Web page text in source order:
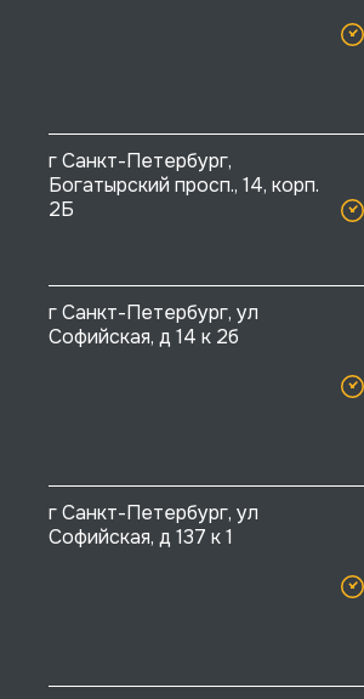
г Санкт-Петербург,
Богатырский просп., 14, корп.
2Б
г Санкт-Петербург, ул
Софийская, д 14 к 2б
г Санкт-Петербург, ул
Софийская, д 137 к 1